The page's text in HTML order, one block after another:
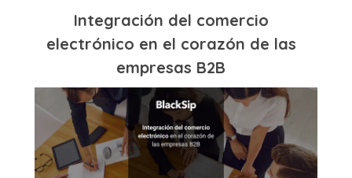
Integración del comercio
electrónico en el corazón de las
empresas B2B